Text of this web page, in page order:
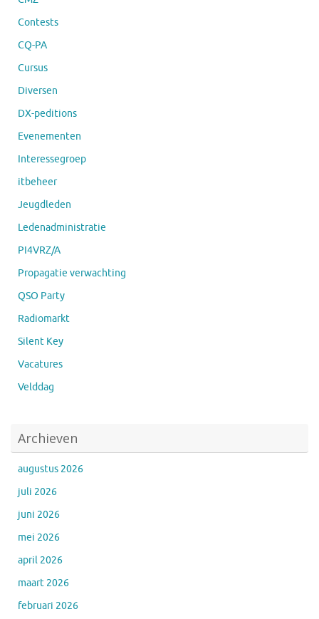
Contests
CQ-PA
Cursus
Diversen
DX-peditions
Evenementen
Interessegroep
itbeheer
Jeugdleden
Ledenadministratie
PI4VRZ/A
Propagatie verwachting
QSO Party
Radiomarkt
Silent Key
Vacatures
Velddag
Archieven
augustus 2026
juli 2026
juni 2026
mei 2026
april 2026
maart 2026
februari 2026